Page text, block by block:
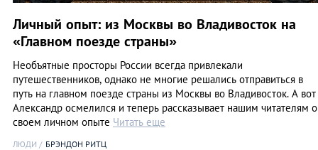
Личный опыт: из Москвы во Владивосток на
«Главном поезде страны»
Необъятные просторы России всегда привлекали
путешественников, однако не многие решались отправиться в
путь на главном поезде страны из Москвы во Владивосток. А вот
Александр осмелился и теперь рассказывает нашим читателям о
своем личном опыте Читать еще
ЛЮДИ БРЭНДОН РИТЦ